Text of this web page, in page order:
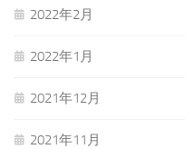
2022年2月
2022年1月
2021年12月
2021年11月